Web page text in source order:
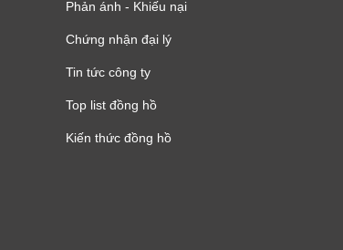
Phản ánh - Khiếu nại
Chứng nhận đại lý
Tin tức công ty
Top list đồng hồ
Kiến thức đồng hồ